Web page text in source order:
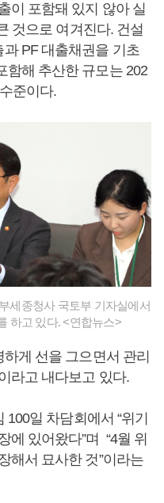
이 포함돼 있지 않아 실
것으로 여겨진다. 건설
PF 대출채권을 기초
함해 추산한 규모는 202
준이다.
세종청사 국토부 기자실에서
하고 있다. <연합뉴스>
게 선을 그으면서 관리
라고 내다보고 있다.
일 차담회에서 “위기
에 있어왔다”며 “4월 위
해서 묘사한 것”이라는